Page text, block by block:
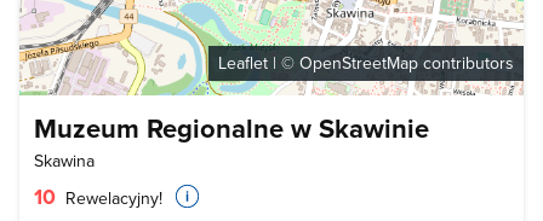
Leaflet | © OpenStreetMap contributors
Muzeum Regionalne w Skawinie
Skawina
10 Rewelacyjny!